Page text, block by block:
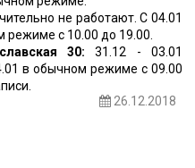
не работают. С 04.01
с 10.00 до 19.00.
30:31.12 - 03.01
в обычном режиме с 09.00
26.12.2018